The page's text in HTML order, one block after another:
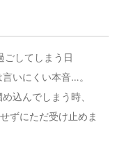
してしまう日
いにくい本音…。
込んでしまう時、
ずにただ受け止めま